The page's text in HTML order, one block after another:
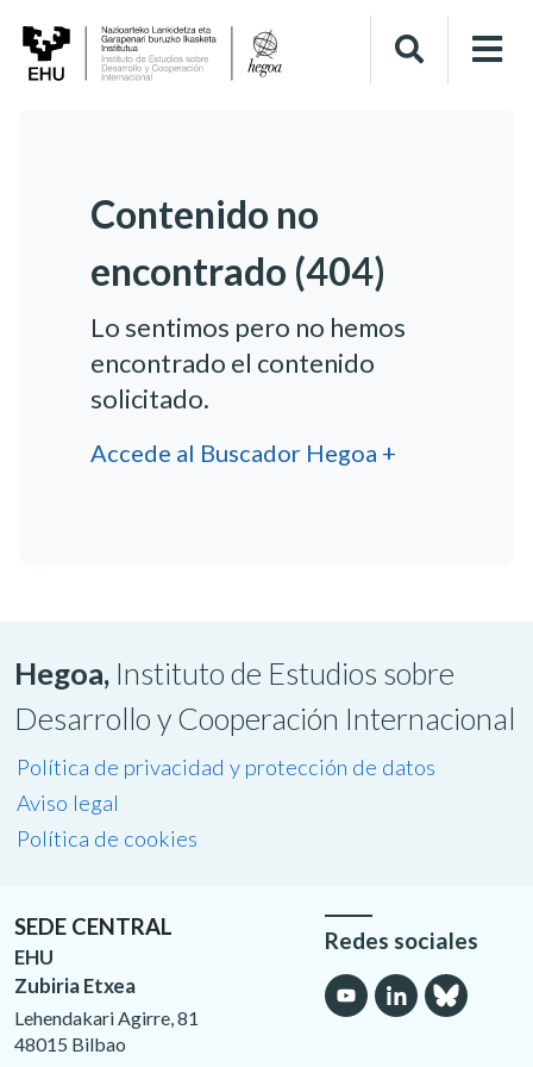
Contenido no
encontrado (404)
Lo sentimos pero no hemos
encontrado el contenido
solicitado.
Accede al Buscador Hegoa +
Hegoa, Instituto de Estudios sobre
Desarrollo y Cooperación Internacional
Política de privacidad y protección de datos
Aviso legal
Política de cookies
SEDE CENTRAL
EHU
Zubiria Etxea
Lehendakari Agirre, 81
48015 Bilbao
Redes sociales